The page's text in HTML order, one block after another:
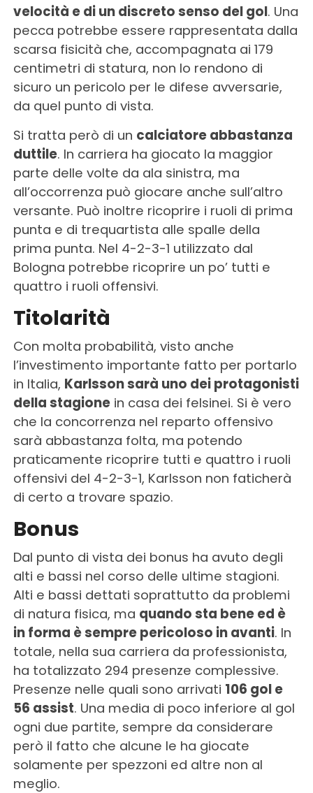
velocità e di un discreto senso del gol. Una
pecca potrebbe essere rappresentata dalla
scarsa fisicità che, accompagnata ai 179
centimetri di statura, non lo rendono di
sicuro un pericolo per le difese avversarie,
da quel punto di vista.
Si tratta però di un calciatore abbastanza
duttile. In carriera ha giocato la maggior
parte delle volte da ala sinistra, ma
all’occorrenza può giocare anche sull’altro
versante. Può inoltre ricoprire i ruoli di prima
punta e di trequartista alle spalle della
prima punta. Nel 4-2-3-1 utilizzato dal
Bologna potrebbe ricoprire un po’ tutti e
quattro i ruoli offensivi.
Titolarità
Con molta probabilità, visto anche
l’investimento importante fatto per portarlo
in Italia, Karlsson sarà uno dei protagonisti
della stagionein casa dei felsinei. Si è vero
che la concorrenza nel reparto offensivo
sarà abbastanza folta, ma potendo
praticamente ricoprire tutti e quattro i ruoli
offensivi del 4-2-3-1, Karlsson non faticherà
di certo a trovare spazio.
Bonus
Dal punto di vista dei bonus ha avuto degli
alti e bassi nel corso delle ultime stagioni.
Alti e bassi dettati soprattutto da problemi
di natura fisica, ma quando sta bene ed è
in forma è sempre pericoloso in avanti. In
totale, nella sua carriera da professionista,
ha totalizzato 294 presenze complessive.
Presenze nelle quali sono arrivati 106 gol e
56 assist. Una media di poco inferiore al gol
ogni due partite, sempre da considerare
però il fatto che alcune le ha giocate
solamente per spezzoni ed altre non al
meglio.